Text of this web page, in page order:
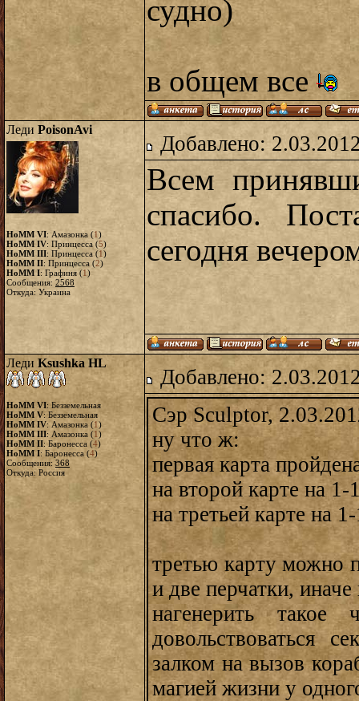
судно)
в общем все
Леди PoisonAvi
HoMM VI: Амазонка (1)
HoMM IV: Принцесса (5)
HoMM III: Принцесса (1)
HoMM II: Принцесса (2)
HoMM I: Графиня (1)
Сообщения: 2568
Откуда: Украина
Добавлено:
Всем
спасибо.
сегодня
Леди Ksushka HL
HoMM VI: Безземельная
HoMM V: Безземельная
HoMM IV: Амазонка (1)
HoMM III: Амазонка (1)
HoMM II: Баронесса (4)
HoMM I: Баронесса (4)
Сообщения:368
Откуда: Россия
Добавлено:
Сэр Sculptor,
ну что ж:
первая карта
на второй карте на
на третьей карте на
третью карту можно
и две перчатки, иначе
нагенерить
довольствоваться
залком на вызов
магией жизни у